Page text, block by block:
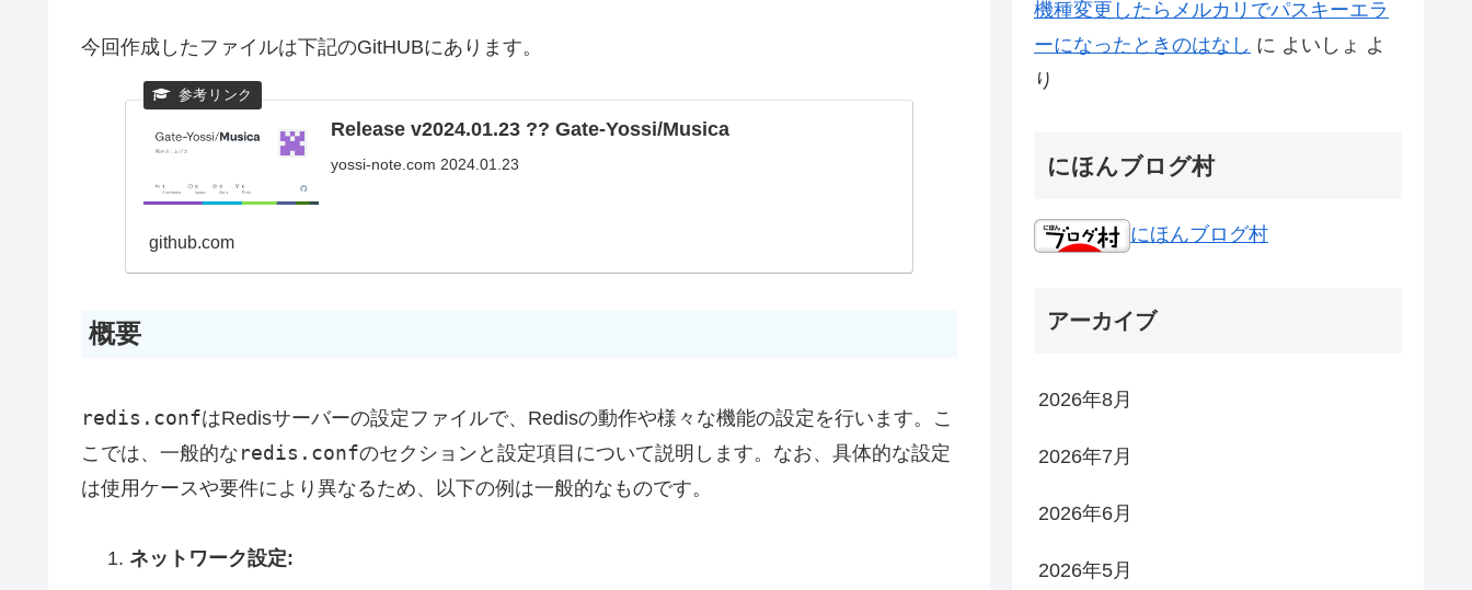
今回作成したファイルは下記のGitHUBにあります。
Release v2024.01.23 ?? Gate-Yossi/Musica
yossi-note.com 2024.01.23
github.com
概要
redis.confはRedisサーバーの設定ファイルで、Redisの動作や様々な機能の設定を行います。こ
こでは、一般的な redis.confのセクションと設定項目について説明します。なお、具体的な設定
は使用ケースや要件により異なるため、以下の例は一般的なものです。
ネットワーク設定:
機種変更したらメルカリでパスキーエラ
ーになったときのはなし に よいしょ よ
り
にほんブログ村
にほんブログ村
アーカイブ
2026年8月
2026年7月
2026年6月
2026年5月